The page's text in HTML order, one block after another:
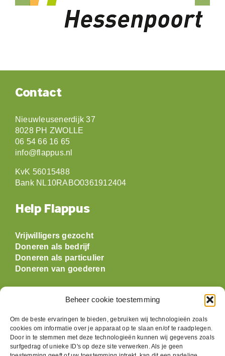
Beheer cookie toestemming
Om de beste ervaringen te bieden, gebruiken wij technologieën zoals
cookies om informatie over je apparaat op te slaan en/of te raadplegen.
Door in te stemmen met deze technologieën kunnen wij gegevens zoals
surfgedrag of unieke ID's op deze site verwerken. Als je geen
Contact
Nieuwleusenerdijk 37
8028 PH ZWOLLE
06 54 66 16 65
info@flappus.nl
KvK 56015488
Bank NL10RABO0361912404
Help Flappus
Vrijwilligers gezocht
Doneren als bedrijf
Doneren als particulier
Doneren van goederen
Openingstijden
Maandag: gesloten
Dinsdag:09:30 t/m 17:00
Woensdag:09:30 t/m 17:00